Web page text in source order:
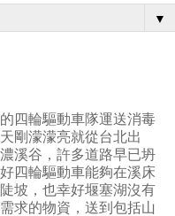
▼
四輪驅動車隊運送消毒
剛濛濛亮就從台北出
溪谷，許多道路早已坍
四輪驅動車能夠在溪床
坡，也幸好堰塞湖沒有
求的物資，送到包括山